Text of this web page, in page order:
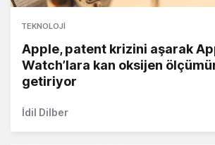
TEKNOLOJI
Apple, patent krizini aşarak
Watch’lara kan oksijen
getiriyor
İdil Dilber